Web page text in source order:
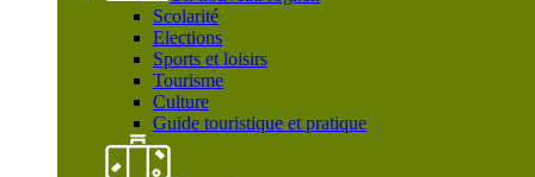
Scolarité
Elections
Sports et loisirs
Tourisme
Culture
Guide touristique et pratique